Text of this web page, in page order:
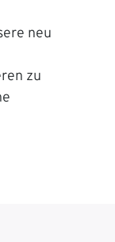
neu
zu